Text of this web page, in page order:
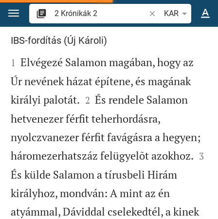
Ugrás a tartalomra
Igevers vagy szó
KAR
2 Krónikák 2
IBS-fordítás (Új Károli)

1 Elvégezé Salamon magában, hogy az
Úr nevének házat építene, és magának
királyi palotát. 

2 És rendele Salamon
hetvenezer férfit teherhordásra,
nyolczvanezer férfit favágásra a hegyen;
háromezerhatszáz felügyelõt azokhoz. 

3
És külde Salamon a tírusbeli Hirám
királyhoz, mondván: A mint az én
atyámmal, Dáviddal cselekedtél, a kinek